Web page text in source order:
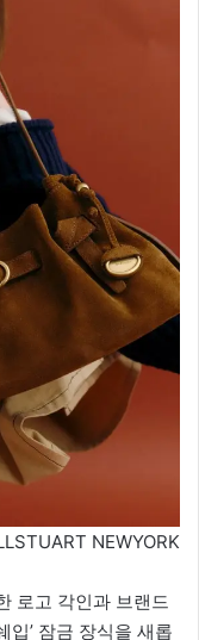
NEWYORK
로고 각인과 브랜드
입’ 잠금 장식을 새롭